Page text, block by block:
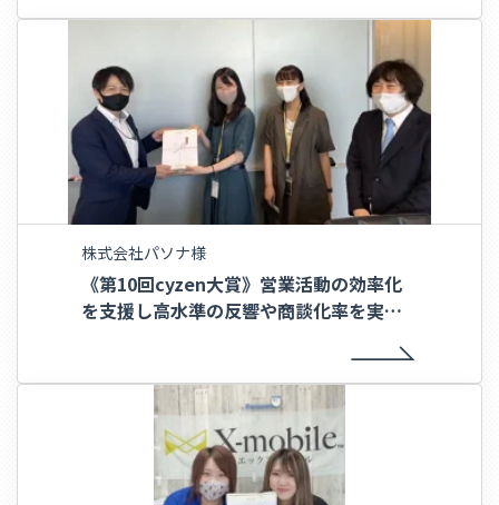
株式会社パソナ様
《第10回cyzen大賞》営業活動の効率化
を支援し高水準の反響や商談化率を実現